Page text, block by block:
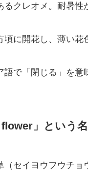
クレオメ。耐暑性
に開花し、薄い花
で「閉じる」を
flower」という
（セイヨウフウチ